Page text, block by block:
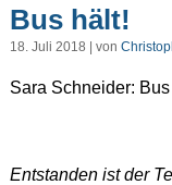
Bus hält!
18. Juli 2018 | von
Sara Schneider:
Entstanden ist der